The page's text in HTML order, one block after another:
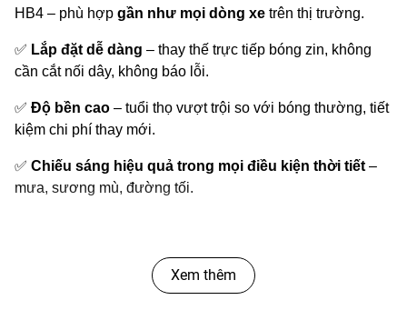
HB4 – phù hợp gần như mọi dòng xe trên thị trường.
✅ Lắp đặt dễ dàng – thay thế trực tiếp bóng zin, không
cần cắt nối dây, không báo lỗi.
✅ Độ bền cao – tuổi thọ vượt trội so với bóng thường, tiết
kiệm chi phí thay mới.
✅ Chiếu sáng hiệu quả trong mọi điều kiện thời tiết –
mưa, sương mù, đường tối.
Lợi ích khách hàng nhận được
Tăng cường tầm nhìnban đêm – lái xe an toàn hơn,
Xem thêm